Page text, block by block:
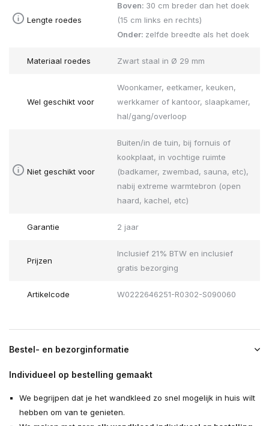
Lengte roedes
Boven: 30 cm breder dan het doek
(15 cm links en rechts)
Onder: zelfde breedte als het doek
Materiaal roedes Zwart staal in Ø 29 mm
Wel geschikt voor
Woonkamer, eetkamer, keuken,
werkkamer of kantoor, slaapkamer,
hal/gang/overloop
Niet geschikt voor
Buiten/in de tuin, bij fornuis of
kookplaat, in vochtige ruimte
(badkamer, zwembad, sauna, etc),
nabij extreme warmtebron (open
haard, kachel, etc)
Garantie 2 jaar
Prijzen
Inclusief 21% BTW en inclusief
gratis bezorging
Artikelcode W0222646251-R0302-S090060
Bestel- en bezorginformatie
Individueel op bestelling gemaakt
We begrijpen dat je het wandkleed zo snel mogelijk in huis wilt
hebben om van te genieten.